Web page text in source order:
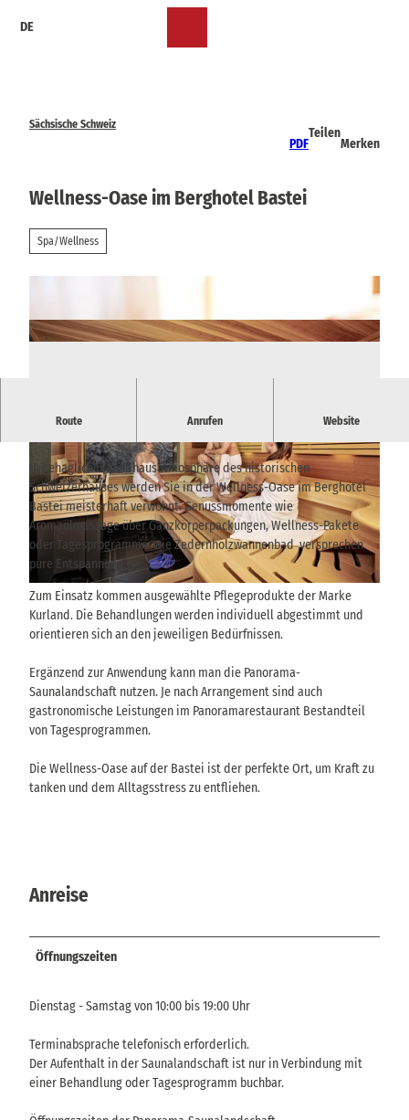
DE
Sächsische Schweiz
PDF
Teilen
Merken
Wellness-Oase im Berghotel Bastei
Spa/Wellness
© via www.saechsische-schweiz.de, Andrea Flak |CC-BY-SA
© via www.saechsische-schweiz.de , Berghotel Bastei |CC-BY-SA
Route Anrufen Website
Stilvoller Spa‑Bereich mit Saunalandschaft und Anwendungen,
In behaglicher Landhausatmosphäre des historischen
Schweizerhauses werden Sie in der Wellness-Oase im Berghotel
Bastei meisterhaft verwöhnt. Genussmomente wie
Aromaölmassage über Ganzkörperpackungen, Wellness-Pakete
oder Tagesprogramme wie Zedernholzwannenbad versprechen
pure Entspannung.
Zum Einsatz kommen ausgewählte Pflegeprodukte der Marke
Kurland. Die Behandlungen werden individuell abgestimmt und
orientieren sich an den jeweiligen Bedürfnissen.
Ergänzend zur Anwendung kann man die Panorama-
Saunalandschaft nutzen. Je nach Arrangement sind auch
gastronomische Leistungen im Panoramarestaurant Bestandteil
von Tagesprogrammen.
Die Wellness-Oase auf der Bastei ist der perfekte Ort, um Kraft zu
tanken und dem Alltagsstress zu entfliehen.
Anreise
Öffnungszeiten
Dienstag - Samstag von 10:00 bis 19:00 Uhr
Terminabsprache telefonisch erforderlich.
Der Aufenthalt in der Saunalandschaft ist nur in Verbindung mit
einer Behandlung oder Tagesprogramm buchbar.